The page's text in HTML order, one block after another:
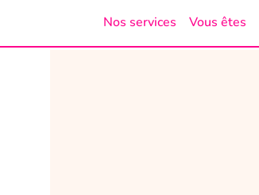
Nos services Vous êtes